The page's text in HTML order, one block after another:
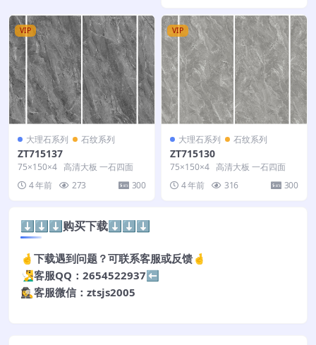
VIP
大理石系列 石纹系列
ZT715137
75×150×4 高清大板 一石四面
4 年前
273 300
VIP
大理石系列 石纹系列
ZT715130
75×150×4 高清大板 一石四面
4 年前
316 300
⬇️⬇️⬇️购买下载⬇️⬇️⬇️
🤞下载遇到问题？可联系客服或反馈🤞
🧏‍♂️客服QQ：2654522937⬅️
🕵️‍♀️客服微信：ztsjs2005